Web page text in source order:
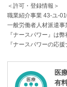
＜許可・登録情報＞
職業紹介事業 43-ユ-
一般労働者人材派遣
『ナースパワー』は弊
『ナースパワーの応
医
有